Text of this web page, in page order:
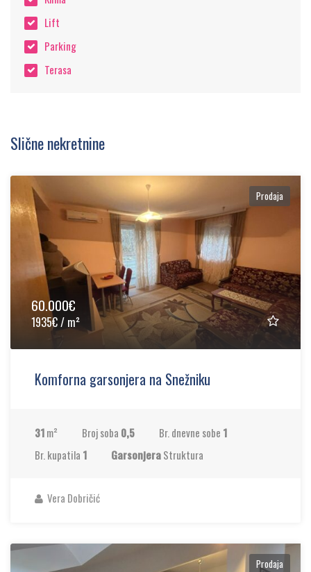
Lift
Parking
Terasa
Slične nekretnine
Prodaja
60.000€
1935€ / m²
Komforna garsonjera na Snežniku
31m² Broj soba 0,5 Br. dnevne sobe 1
Br. kupatila 1 GarsonjeraStruktura
Vera Dobričić
Prodaja